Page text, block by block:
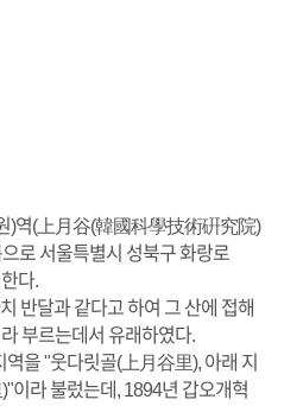
)역(上月谷(韓國科學技術硏究院)
로 서울특별시 성북구 화랑로
다.
반달과 같다고 하여 그 산에 접해
부르는데서 유래하였다.
역을 "웃다릿골(上月谷里), 아래 지
이라 불렀는데, 1894년 갑오개혁